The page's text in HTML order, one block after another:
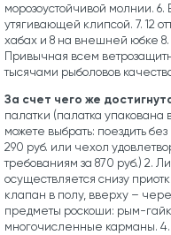
морозоустойчивой молнии.
утягивающей клипсой. 7. 12
хабах и 8 на внешней юбке
Привычная всем
тысячами рыболовов
За счет чего же
палатки (палатка
можете выбрать: поездить
290 руб. или чехол
требованиям за 870 руб.) 2.
осуществляется снизу
клапан в полу, вверху –
предметы роскоши: рым-
многочисленные карманы. 4.